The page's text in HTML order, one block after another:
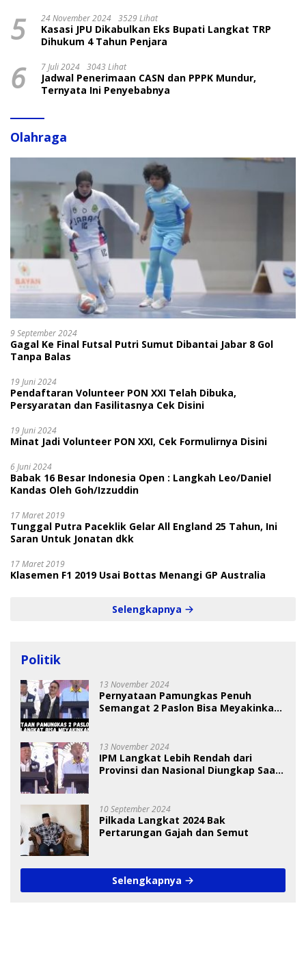
5 24 November 2024 3529 Lihat
Kasasi JPU Dikabulkan Eks Bupati Langkat TRP
Dihukum 4 Tahun Penjara
6 7 Juli 2024 3043 Lihat
Jadwal Penerimaan CASN dan PPPK Mundur,
Ternyata Ini Penyebabnya
Olahraga
9 September 2024
Gagal Ke Final Futsal Putri Sumut Dibantai Jabar 8 Gol
Tanpa Balas
19 Juni 2024
Pendaftaran Volunteer PON XXI Telah Dibuka,
Persyaratan dan Fasilitasnya Cek Disini
19 Juni 2024
Minat Jadi Volunteer PON XXI, Cek Formulirnya Disini
6 Juni 2024
Babak 16 Besar Indonesia Open : Langkah Leo/Daniel
Kandas Oleh Goh/Izzuddin
17 Maret 2019
Tunggal Putra Paceklik Gelar All England 25 Tahun, Ini
Saran Untuk Jonatan dkk
17 Maret 2019
Klasemen F1 2019 Usai Bottas Menangi GP Australia
Selengkapnya
Politik
13 November 2024
Pernyataan Pamungkas Penuh
Semangat 2 Paslon Bisa Meyakinkan
13 November 2024
IPM Langkat Lebih Rendah dari
Provinsi dan Nasional Diungkap Saat
10 September 2024
Pilkada Langkat 2024 Bak
Pertarungan Gajah dan Semut
Selengkapnya